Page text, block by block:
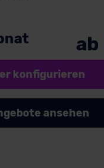
ab
konfigurieren
ansehen